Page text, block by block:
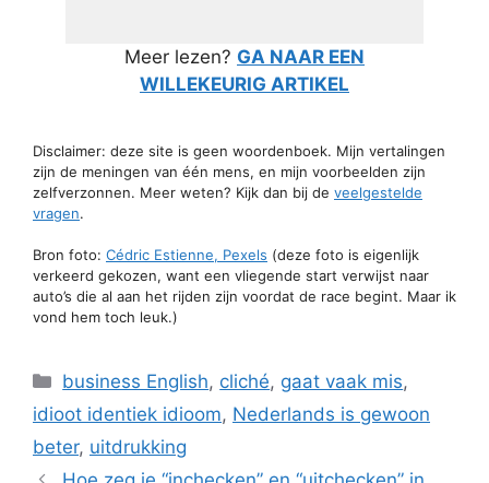
Meer lezen? GA NAAR EEN
WILLEKEURIG ARTIKEL
Disclaimer: deze site is geen woordenboek. Mijn vertalingen
zijn de meningen van één mens, en mijn voorbeelden zijn
zelfverzonnen. Meer weten? Kijk dan bij de veelgestelde
vragen.
Bron foto: Cédric Estienne, Pexels (deze foto is eigenlijk
verkeerd gekozen, want een vliegende start verwijst naar
auto’s die al aan het rijden zijn voordat de race begint. Maar ik
vond hem toch leuk.)
Categorieën
business English, cliché, gaat vaak mis,
idioot identiek idioom, Nederlands is gewoon
beter, uitdrukking